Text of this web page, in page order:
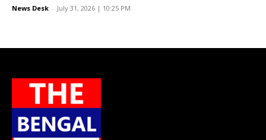
News Desk - July 31, 2026 | 10:25 PM